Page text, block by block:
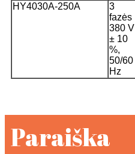
HY4030A-250A
3
fazės
380 V
± 10
%,
50/60
Hz
Paraiška